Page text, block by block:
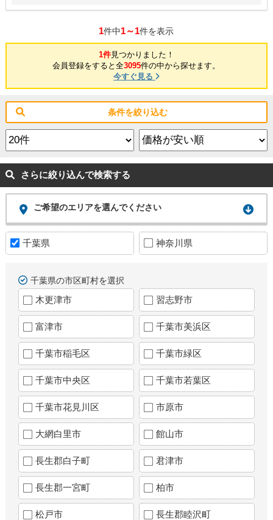
1件中1～1件を表示
1件見つかりました！
会員登録をすると全3095件の中から探せます。
今すぐ見る
条件を絞り込む
さらに絞り込んで検索する
ご希望のエリアを選んでください
千葉県 神奈川県
千葉県の市区町村を選択
木更津市 習志野市
富津市 千葉市美浜区
千葉市稲毛区 千葉市緑区
千葉市中央区 千葉市若葉区
千葉市花見川区 市原市
大網白里市 館山市
長生郡白子町 君津市
長生郡一宮町 柏市
松戸市 長生郡睦沢町